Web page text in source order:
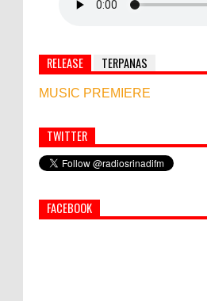
RELEASE TERPANAS
MUSIC PREMIERE
Simbol Persahabatan, RI Bangun
Afghanistan
PEMKAB
TWITTER
FACEBOOK